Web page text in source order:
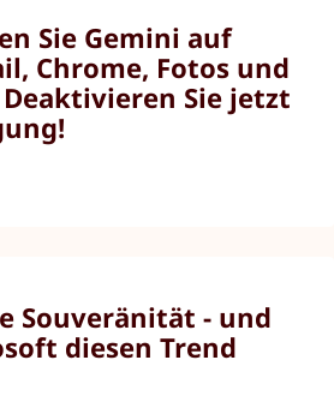
Sie Gemini auf
Chrome, Fotos und
Deaktivieren Sie jetzt
Souveränität - und
diesen Trend